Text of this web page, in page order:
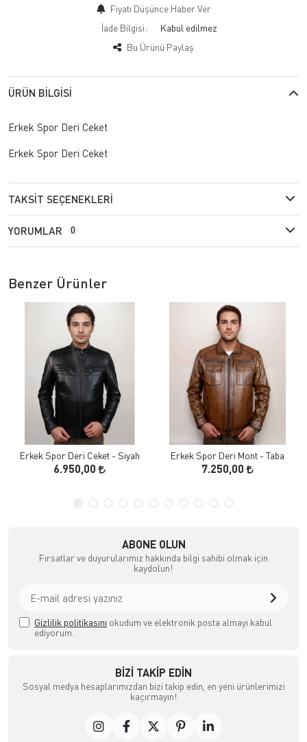
Fiyatı Düşünce Haber Ver
İade Bilgisi:
Bu Ürünü Paylaş
ÜRÜN BILGISI
Erkek Spor Deri Ceket
Erkek Spor Deri Ceket
TAKSIT SEÇENEKLERI
YORUMLAR 0
Benzer Ürünler
Erkek Spor Deri Ceket - Siyah
6.950,00
Erkek Spor Deri Mont - Taba
7.250,00
ABONE OLUN
Fırsatlar ve duyurularımız hakkında bilgi sahibi olmak için
kaydolun!
Gizlilik politikasını okudum ve elektronik posta almayı kabul
ediyorum.
BIZI TAKIP EDIN
Sosyal medya hesaplarımızdan bizi takip edin, en yeni ürünlerimizi
kaçırmayın!